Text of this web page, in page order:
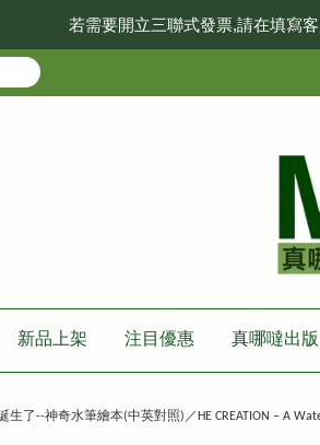
若需要開立三聯式發票,請在填寫
新品上架 注目優惠 真哪噠出版
生了--神奇水筆繪本(中英對照)／HE CREATION – A